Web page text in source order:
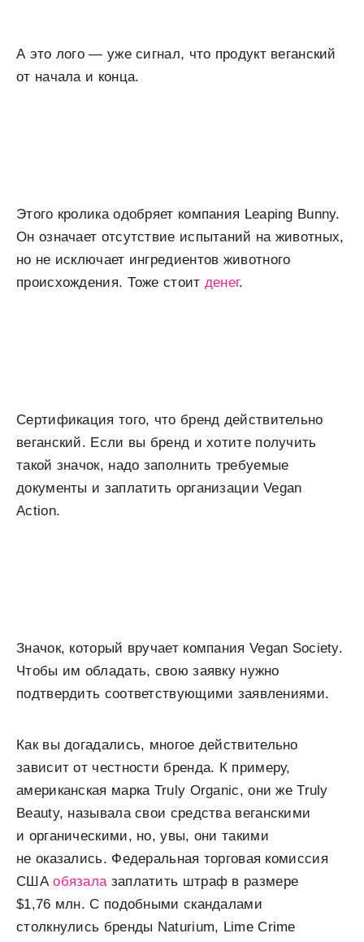
А это лого — уже сигнал, что продукт веганский
от начала и конца.
Этого кролика одобряет компания Leaping Bunny.
Он означает отсутствие испытаний на животных,
но не исключает ингредиентов животного
происхождения. Тоже стоит денег.
Сертификация того, что бренд действительно
веганский. Если вы бренд и хотите получить
такой значок, надо заполнить требуемые
документы и заплатить организации Vegan
Action.
Значок, который вручает компания Vegan Society.
Чтобы им обладать, свою заявку нужно
подтвердить соответствующими заявлениями.
Как вы догадались, многое действительно
зависит от честности бренда. К примеру,
американская марка Truly Organic, они же Truly
Beauty, называла свои средства веганскими
и органическими, но, увы, они такими
не оказались. Федеральная торговая комиссия
СШАобязалазаплатить штраф в размере
$1,76 млн. C подобными скандалами
столкнулись бренды Naturium, Lime Crime